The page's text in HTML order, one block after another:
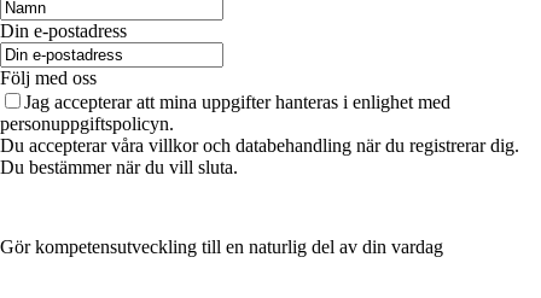
Din e-postadress
Följ med oss
Jag accepterar att mina uppgifter hanteras i enlighet med
personuppgiftspolicyn.
Du accepterar våra villkor och databehandling när du registrerar dig.
Du bestämmer när du vill sluta.
Gör kompetensutveckling till en naturlig del av din vardag